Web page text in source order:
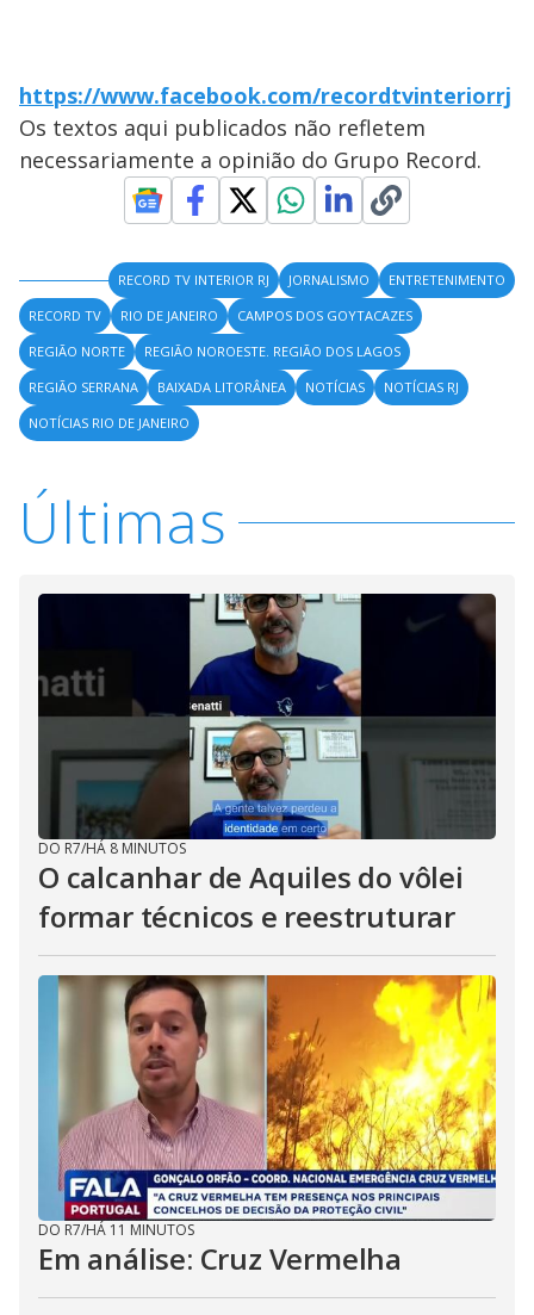
https://www.facebook.com/recordtvinteriorrj
Os textos aqui publicados não refletem
necessariamente a opinião do Grupo Record.
RECORD TV INTERIOR RJ JORNALISMO
ENTRETENIMENTO
RECORD TV
RIO DE JANEIRO
CAMPOS DOS GOYTACAZES
REGIÃO NORTE
REGIÃO NOROESTE. REGIÃO DOS LAGOS
REGIÃO SERRANA
BAIXADA LITORÂNEA NOTÍCIAS
NOTÍCIAS RJ
NOTÍCIAS RIO DE JANEIRO
Últimas
DO R7/HÁ 8 MINUTOS
O calcanhar de Aquiles do vôlei
formar técnicos e reestruturar
DO R7/HÁ 11 MINUTOS
Em análise: Cruz Vermelha